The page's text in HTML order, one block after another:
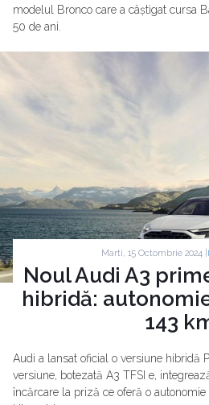
modelul Bronco care a câștigat cursa
50 de ani.
Marti, 15 Octombrie 2024 |
Noul Audi A3
hibridă:
143
Audi a lansat oficial o versiune hibridă
versiune, botezată A3 TFSI e,
încărcare la priză ce oferă o